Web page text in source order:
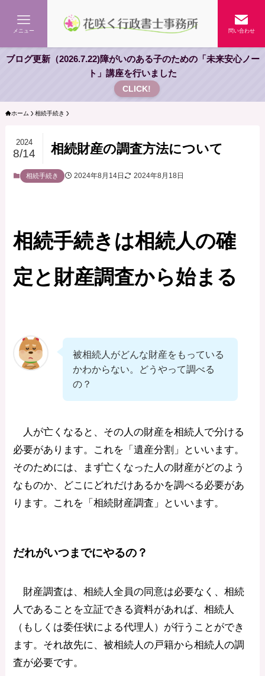
問い合わせ
メニュー
ブログ更新（2026.7.22)障がいのある子のための「未来安心ノー
ト」講座を行いました
CLICK!
ホーム 相続手続き
相続財産の調査方法について
2024
8/14
相続手続き 2024年8月14日 2024年8月18日
相続手続きは相続人の確
定と財産調査から始まる
被相続人がどんな財産をもっている
かわからない。どうやって調べる
の？
人が亡くなると、その人の財産を相続人で分ける
必要があります。これを「遺産分割」といいます。
そのためには、まず亡くなった人の財産がどのよう
なものか、どこにどれだけあるかを調べる必要があ
ります。これを「相続財産調査」といいます。
だれがいつまでにやるの？
財産調査は、相続人全員の同意は必要なく、相続
人であることを立証できる資料があれば、相続人
（もしくは委任状による代理人）が行うことができ
ます。それ故先に、被相続人の戸籍から相続人の調
査が必要です。